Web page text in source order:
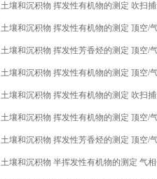
土壤和沉积物 挥发性有机物的测定 吹扫
土壤和沉积物 挥发性有机物的测定 顶空/
土壤和沉积物 挥发性芳香烃的测定 顶空/
土壤和沉积物 挥发性有机物的测定 顶空/
土壤和沉积物 挥发性有机物的测定 吹扫
土壤和沉积物 挥发性有机物的测定 顶空/
土壤和沉积物 挥发性芳香烃的测定 顶空/
土壤和沉积物 半挥发性有机物的测定 气